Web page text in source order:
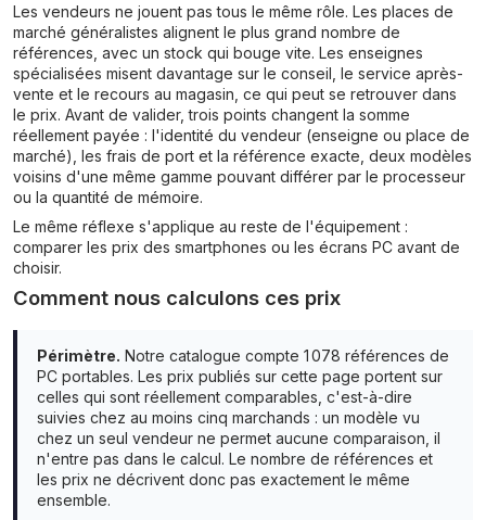
Les vendeurs ne jouent pas tous le même rôle. Les places de
marché généralistes alignent le plus grand nombre de
références, avec un stock qui bouge vite. Les enseignes
spécialisées misent davantage sur le conseil, le service après-
vente et le recours au magasin, ce qui peut se retrouver dans
le prix. Avant de valider, trois points changent la somme
réellement payée : l'identité du vendeur (enseigne ou place de
marché), les frais de port et la référence exacte, deux modèles
voisins d'une même gamme pouvant différer par le processeur
ou la quantité de mémoire.
Le même réflexe s'applique au reste de l'équipement :
comparer les prix des smartphones ou les écrans PC avant de
choisir.
Comment nous calculons ces prix
Périmètre. Notre catalogue compte 1 078 références de
PC portables. Les prix publiés sur cette page portent sur
celles qui sont réellement comparables, c'est-à-dire
suivies chez au moins cinq marchands : un modèle vu
chez un seul vendeur ne permet aucune comparaison, il
n'entre pas dans le calcul. Le nombre de références et
les prix ne décrivent donc pas exactement le même
ensemble.